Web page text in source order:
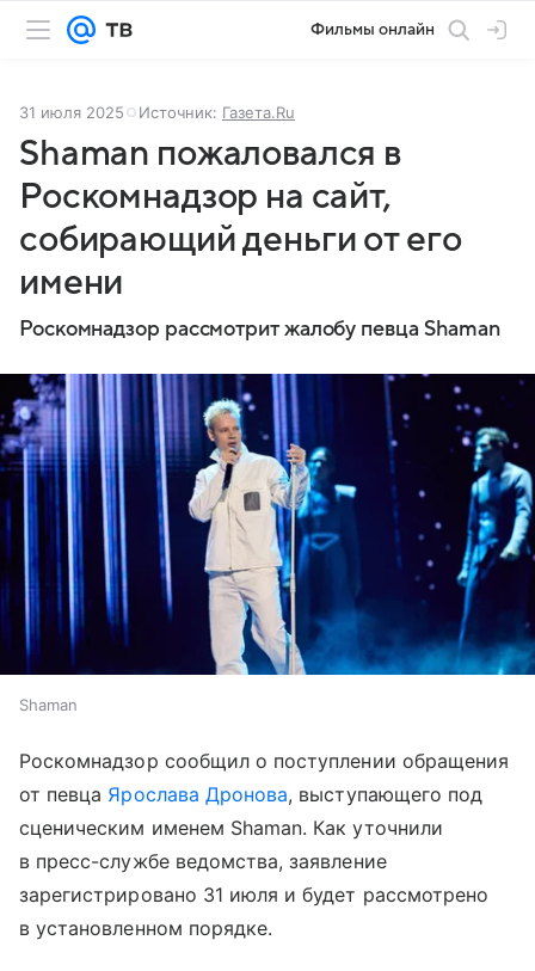
Фильмы онлайн
31 июля 2025 Источник: Газета.Ru
Shaman пожаловался в
Роскомнадзор на сайт,
собирающий деньги от его
имени
Роскомнадзор рассмотрит жалобу певца Shaman
Shaman
Роскомнадзор сообщил о поступлении обращения
от певца Ярослава Дронова, выступающего под
сценическим именем Shaman. Как уточнили
в пресс-службе ведомства, заявление
зарегистрировано 31 июля и будет рассмотрено
в установленном порядке.